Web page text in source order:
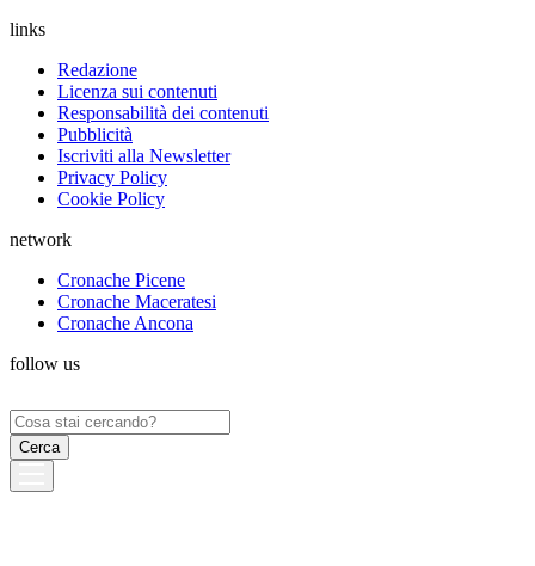
links
Redazione
Licenza sui contenuti
Responsabilità dei contenuti
Pubblicità
Iscriviti alla Newsletter
Privacy Policy
Cookie Policy
network
Cronache Picene
Cronache Maceratesi
Cronache Ancona
follow us
Ricerca
per: